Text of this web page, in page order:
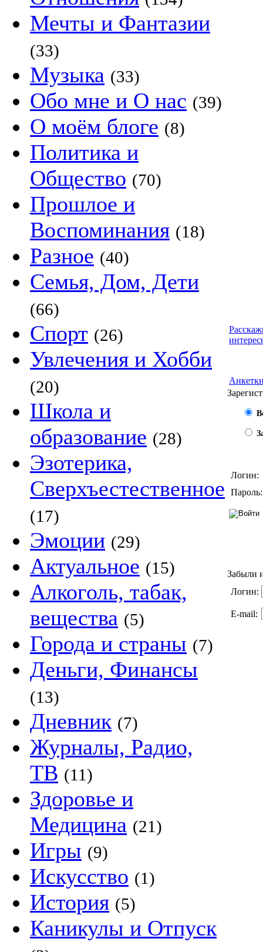
Мечты и Фантазии
(33)
Музыка (33)
Обо мне и О нас (39)
О моём блоге (8)
Политика и
Общество (70)
Прошлое и
Воспоминания (18)
Разное (40)
Семья, Дом, Дети
(66)
Спорт (26)
Увлечения и Хобби
(20)
Школа и
образование (28)
Эзотерика,
Сверхъестественное
(17)
Эмоции (29)
Актуальное (15)
Алкоголь, табак,
вещества (5)
Города и страны (7)
Деньги, Финансы
(13)
Дневник (7)
Журналы, Радио,
ТВ (11)
Здоровье и
Медицина (21)
Игры (9)
Искусство (1)
История (5)
Каникулы и Отпуск
Логин:
Пароль:
Забыли
Логин:
E-mail: